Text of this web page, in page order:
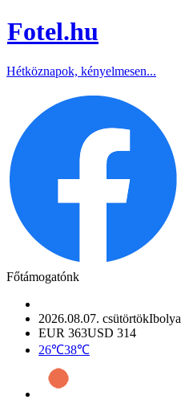
Fotel.hu
Hétköznapok, kényelmesen...
Főtámogatónk
2026.08.07. csütörtökIbolya
EUR 363USD 314
26℃38℃